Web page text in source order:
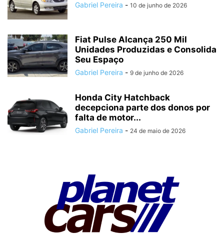
Gabriel Pereira - 10 de junho de 2026
Fiat Pulse Alcança 250 Mil
Unidades Produzidas e Consolida
Seu Espaço
Gabriel Pereira - 9 de junho de 2026
Honda City Hatchback
decepciona parte dos donos por
falta de motor...
Gabriel Pereira - 24 de maio de 2026